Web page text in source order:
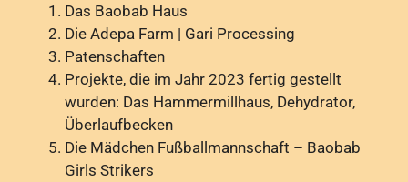
Das Baobab Haus
Die Adepa Farm | Gari Processing
Patenschaften
Projekte, die im Jahr 2023 fertig gestellt
wurden: Das Hammermillhaus, Dehydrator,
Überlaufbecken
Die Mädchen Fußballmannschaft – Baobab
Girls Strikers